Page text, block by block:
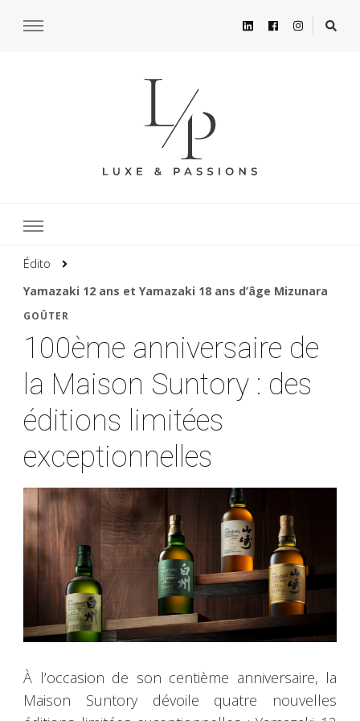
Édito
Yamazaki 12 ans et Yamazaki 18 ans d’âge Mizunara
GOÛTER
100ème anniversaire de
la Maison Suntory : des
éditions limitées
exceptionnelles
À l’occasion de son centième anniversaire, la
Maison Suntory dévoile quatre nouvelles